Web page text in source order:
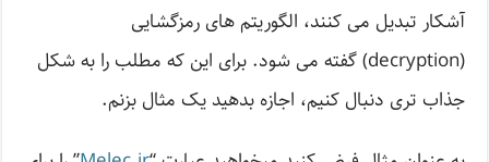
آشکار تبدیل می کنند، الگوریتم های رمزگشایی
(decryption) گفته می شود. برای این که مطلب را به شکل
جذاب تری دنبال کنیم، اجازه بدهید یک مثال بزنم.